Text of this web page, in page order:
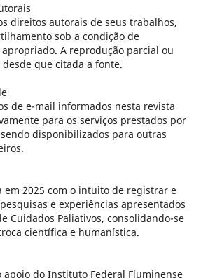
direitos autorais de seus trabalhos,
sob a condição de
A reprodução parcial ou
que citada a fonte.
de e-mail informados nesta revista
para os serviços prestados por
disponibilizados para outras
em 2025 com o intuito de registrar e
e experiências apresentados
Cuidados Paliativos, consolidando-se
científica e humanística.
apoio do Instituto Federal Fluminense